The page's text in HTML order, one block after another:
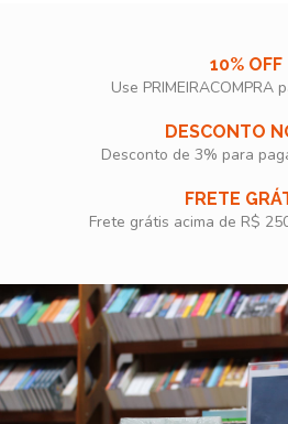
10% OFF
Use PRIMEIRACOMPRA
DESCONTO
Desconto de 3% para
FRETE
Frete grátis acima de R$